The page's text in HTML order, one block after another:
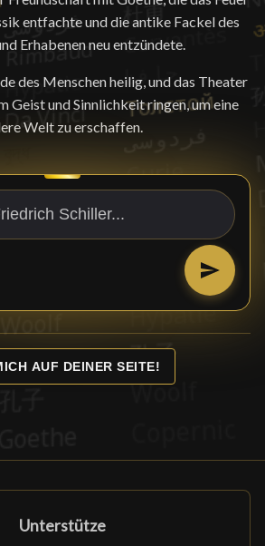
entfachte und die antike Fackel des
Erhabenen neu entzündete.
des Menschen heilig, und das Theater
Geist und Sinnlichkeit ringen, um eine
Welt zu erschaffen.
AUF DEINER SEITE!
Unterstütze